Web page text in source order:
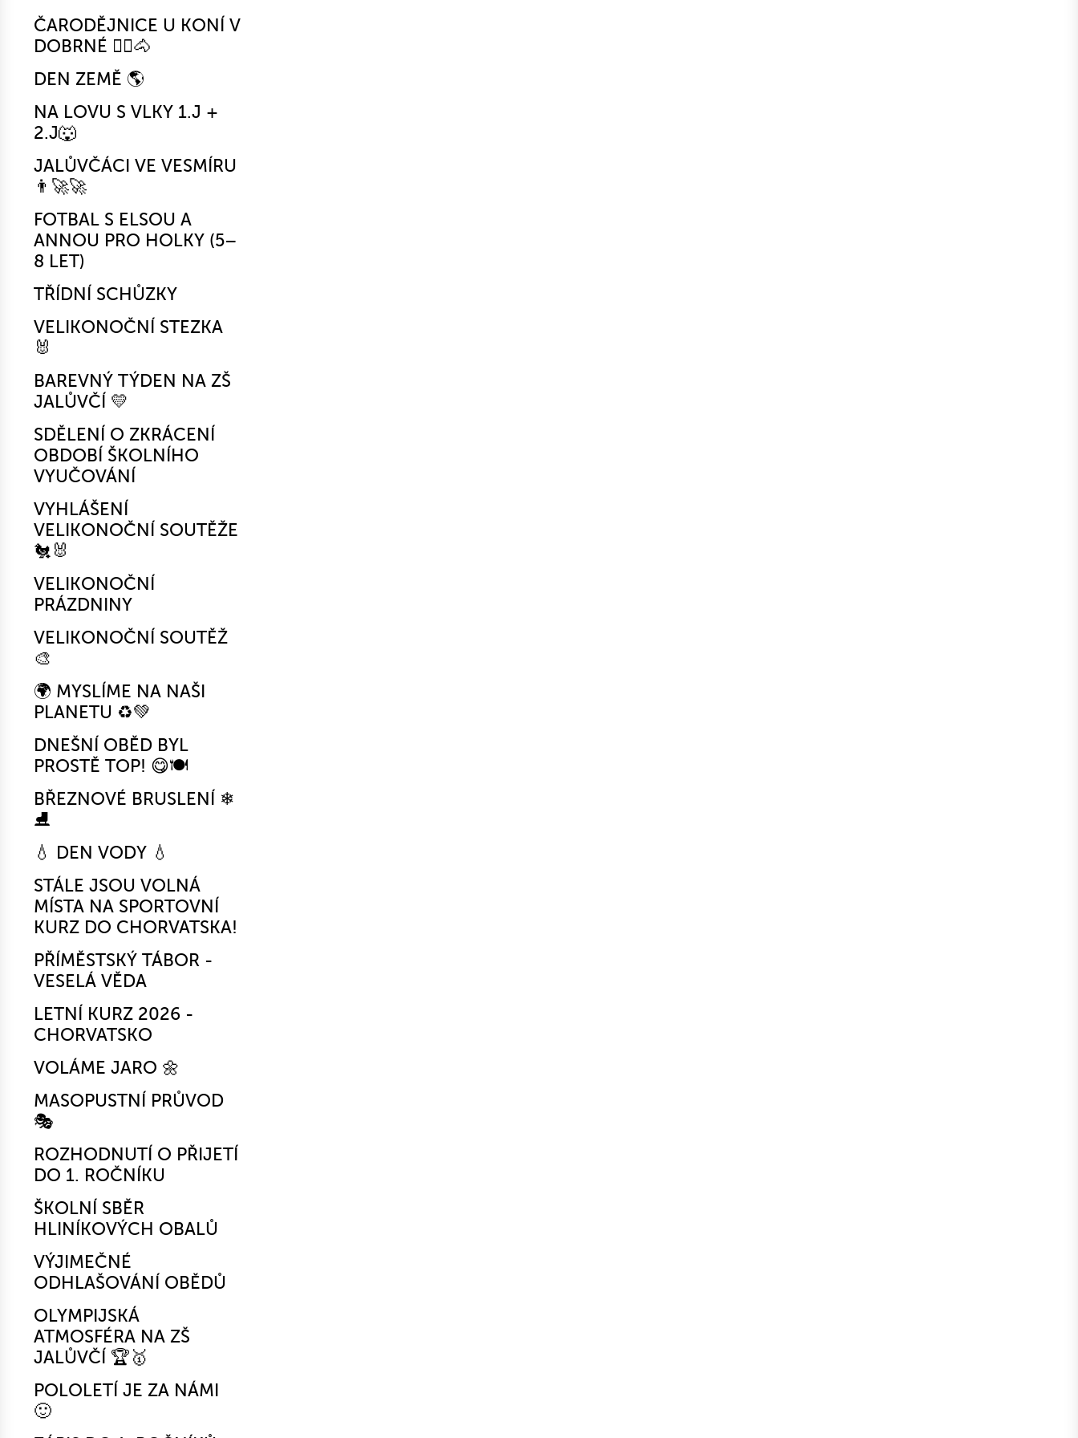
ČARODĚJNICE U KONÍ V
DOBRNÉ 🧙‍♀️🐴
DEN ZEMĚ 🌎
NA LOVU S VLKY 1.J +
2.J🐺
JALŮVČÁCI VE VESMÍRU
👨‍🚀🚀
FOTBAL S ELSOU A
ANNOU PRO HOLKY (5–
8 LET)
TŘÍDNÍ SCHŮZKY
VELIKONOČNÍ STEZKA
🐰
BAREVNÝ TÝDEN NA ZŠ
JALŮVČÍ 💛
SDĚLENÍ O ZKRÁCENÍ
OBDOBÍ ŠKOLNÍHO
VYUČOVÁNÍ
VYHLÁŠENÍ
VELIKONOČNÍ SOUTĚŽE
🐔🐰
VELIKONOČNÍ
PRÁZDNINY
VELIKONOČNÍ SOUTĚŽ
🎨
🌍 MYSLÍME NA NAŠI
PLANETU ♻️💚
DNEŠNÍ OBĚD BYL
PROSTĚ TOP! 😋🍽️
BŘEZNOVÉ BRUSLENÍ ❄
⛸
💧 DEN VODY 💧
STÁLE JSOU VOLNÁ
MÍSTA NA SPORTOVNÍ
KURZ DO CHORVATSKA!
PŘÍMĚSTSKÝ TÁBOR -
VESELÁ VĚDA
LETNÍ KURZ 2026 -
CHORVATSKO
VOLÁME JARO 🌼
MASOPUSTNÍ PRŮVOD
🎭
ROZHODNUTÍ O PŘIJETÍ
DO 1. ROČNÍKU
ŠKOLNÍ SBĚR
HLINÍKOVÝCH OBALŮ
VÝJIMEČNÉ
ODHLAŠOVÁNÍ OBĚDŮ
OLYMPIJSKÁ
ATMOSFÉRA NA ZŠ
JALŮVČÍ 🏆🥇
POLOLETÍ JE ZA NÁMI
🙂